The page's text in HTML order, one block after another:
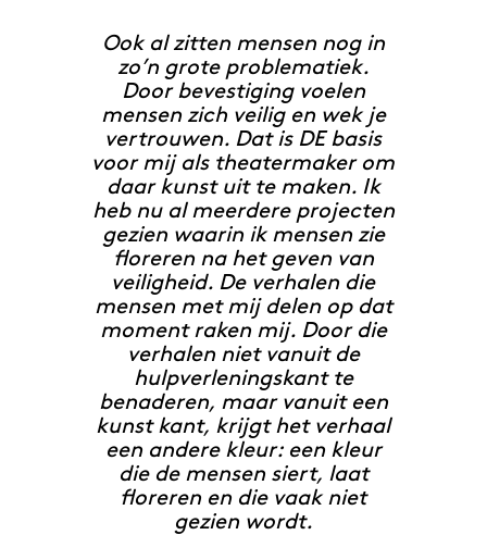
Ook al zitten mensen nog in
zo’n grote problematiek.
Door bevestiging voelen
mensen zich veilig en wek je
vertrouwen. Dat is DE basis
voor mij als theatermaker om
daar kunst uit te maken. Ik
heb nu al meerdere projecten
gezien waarin ik mensen zie
floreren na het geven van
veiligheid. De verhalen die
mensen met mij delen op dat
moment raken mij. Door die
verhalen niet vanuit de
hulpverleningskant te
benaderen, maar vanuit een
kunst kant, krijgt het verhaal
een andere kleur: een kleur
die de mensen siert, laat
floreren en die vaak niet
gezien wordt.